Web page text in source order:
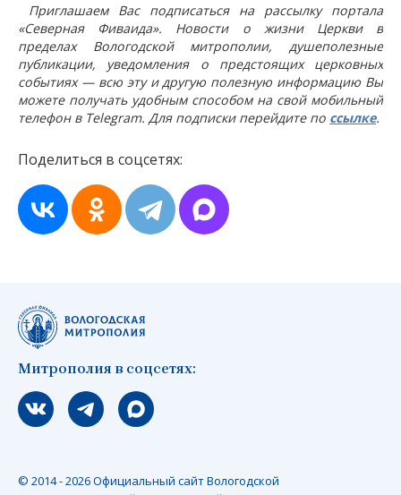
Приглашаем Вас подписаться на рассылку портала
«Северная Фиваида». Новости о жизни Церкви в
пределах Вологодской митрополии, душеполезные
публикации, уведомления о предстоящих церковных
событиях — всю эту и другую полезную информацию Вы
можете получать удобным способом на свой мобильный
телефон в Telegram. Для подписки перейдите по ссылке.
Поделиться в соцсетях:
Митрополия в соцсетях:
Мы вконтакте
Мы в telegram
Мы в Макс
© 2014 - 2026 Официальный сайт Вологодской